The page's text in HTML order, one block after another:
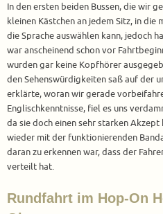
In den ersten beiden Bussen, die wir
kleinen Kästchen an jedem Sitz, in
die Sprache auswählen kann, jedoch
war anscheinend schon vor
wurden gar keine Kopfhörer
den Sehenswürdigkeiten saß auf der
erklärte, woran wir gerade
Englischkenntnisse, fiel es uns
da sie doch einen sehr starken
wieder mit der funktionierenden
daran zu erkennen war, dass der
verteilt hat.
Rundfahrt im Hop-On